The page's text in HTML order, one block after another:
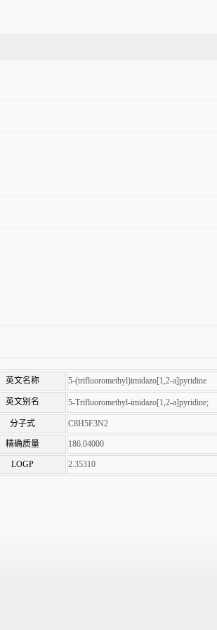
英文名称 5-(trifluoromethyl)imidazo[1,2-a]pyridine
英文别名 5-Trifluoromethyl-imidazo[1,2-a]pyridine;
分子式 C8H5F3N2
精确质量 186.04000
LOGP 2.35310